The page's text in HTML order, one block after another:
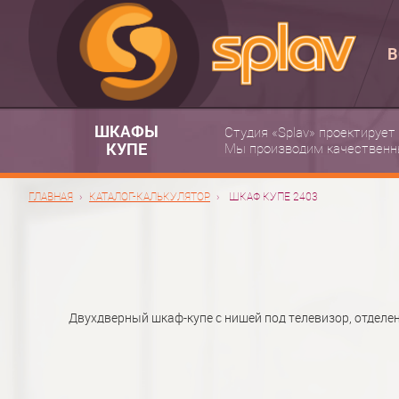
ШКАФЫ
КУПЕ
Студия «Splav»
Мы производим
ГЛАВНАЯ КАТАЛОГ-КАЛЬКУЛЯТОР ШКАФ КУПЕ 2403
Двухдверный шкаф-купе с нишей под телевизор,